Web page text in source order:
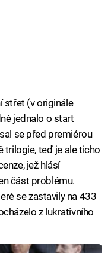
střet (v originále
jednalo o start
se před premiérou
trilogie, teď je ale ticho
jež hlásí
část problému.
se zastavily na 433
z lukrativního